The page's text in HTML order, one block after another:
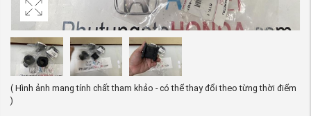
( Hình ảnh mang tính chất tham khảo - có thể thay đổi theo từng thời điểm
)